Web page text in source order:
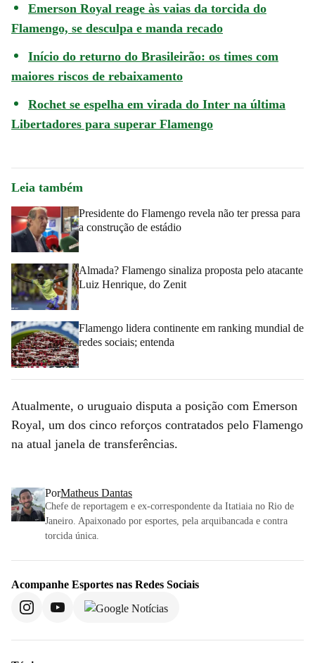
Emerson Royal reage às vaias da torcida do
Flamengo, se desculpa e manda recado
Início do returno do Brasileirão: os times com
maiores riscos de rebaixamento
Rochet se espelha em virada do Inter na última
Libertadores para superar Flamengo
Leia também
Presidente do Flamengo revela não ter pressa para
a construção de estádio
Almada? Flamengo sinaliza proposta pelo atacante
Luiz Henrique, do Zenit
Flamengo lidera continente em ranking mundial de
redes sociais; entenda
Atualmente, o uruguaio disputa a posição com Emerson
Royal, um dos cinco reforços contratados pelo Flamengo
na atual janela de transferências.
PorMatheus Dantas
Chefe de reportagem e ex-correspondente da Itatiaia no Rio de
Janeiro. Apaixonado por esportes, pela arquibancada e contra
torcida única.
Acompanhe Esportes nas Redes Sociais